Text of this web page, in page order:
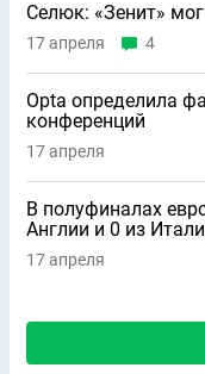
Селюк: «Зенит»
17 апреля 4
Opta определила
конференций
17 апреля
В полуфиналах
Англии и 0 из
17 апреля